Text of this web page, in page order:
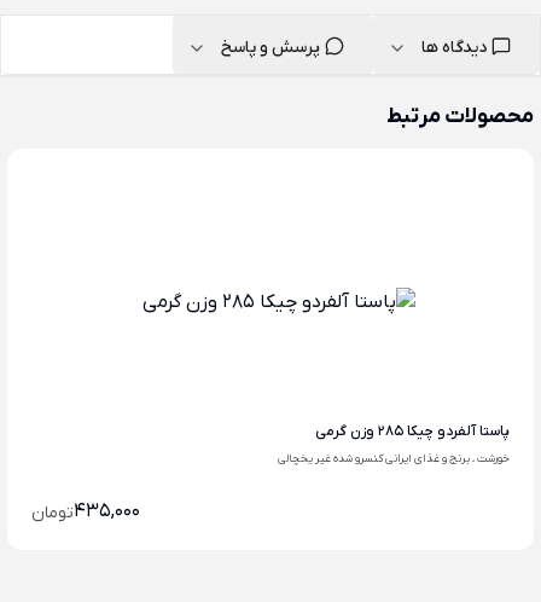
دیدگاه ها پرسش و پاسخ
محصولات مرتبط
پاستا آلفردو چیکا 285 وزن گرمی
خورشت ، برنج و غذای ایرانی کنسرو شده غیر یخچالی
435,000تومان